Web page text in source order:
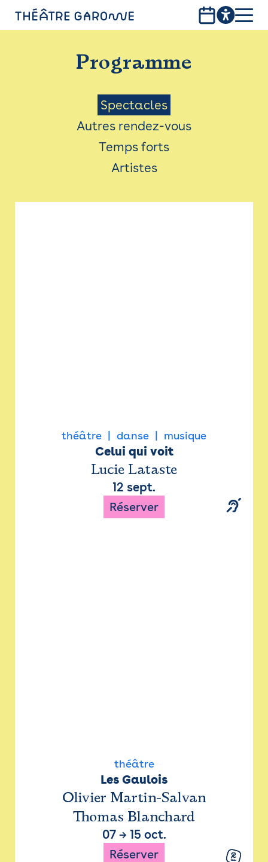
PROGRAMME
INFOS PRATIQUES
AVEC LES PUBLICS
ACCESSIBILITÉ
LES PRODUCTIONS
Programme
Menu
Saison
Spectacles
Autres rendez-vous
Temps forts
Artistes
théâtre danse musique
Celui qui voit
Lucie Lataste
12 sept.
Réserver
théâtre
Les Gaulois
Olivier Martin-Salvan
Thomas Blanchard
07→ 15 oct.
Réserver